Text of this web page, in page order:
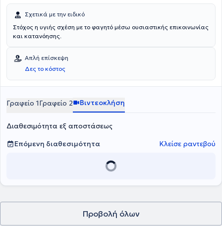
Σχετικά με την ειδικό
Στόχος η υγιής σχέση με το φαγητό μέσω ουσιαστικής επικοινωνίας
και κατανόησης.
Απλή επίσκεψη
Δες το κόστος
Γραφείο 1Γραφείο 2 Βιντεοκλήση
Διαθεσιμότητα εξ αποστάσεως
Επόμενη διαθεσιμότητα
Κλείσε ραντεβού
Προβολή όλων